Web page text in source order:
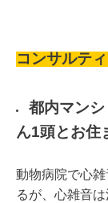
コンサルテ
都内マン
ん1頭とお住
動物病院で心
るが、心雑音